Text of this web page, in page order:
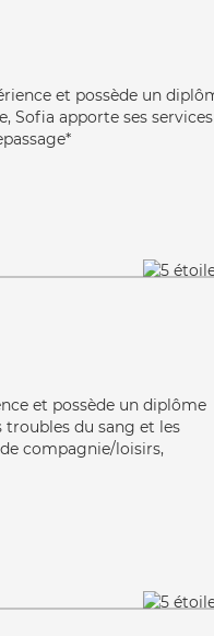
et possède un
Sofia apporte ses
et possède un diplôme
troubles du sang et les
compagnie/loisirs,